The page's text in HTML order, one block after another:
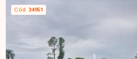
Cód. 34951